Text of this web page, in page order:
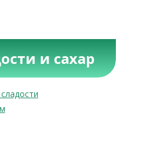
и сахар